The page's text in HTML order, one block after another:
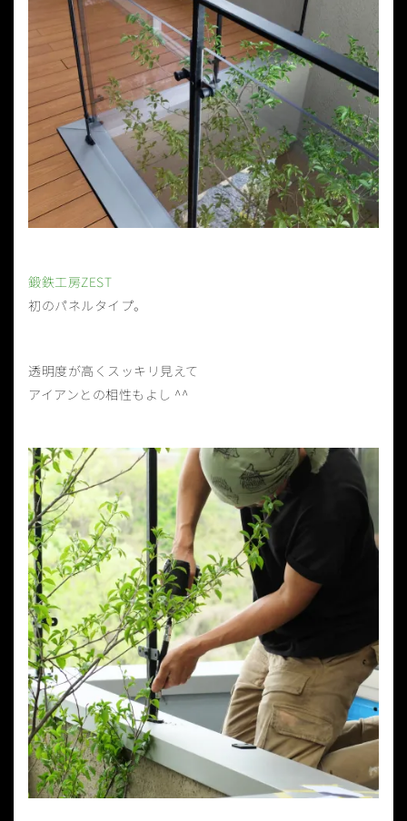
鍛鉄工房ZEST
初のパネルタイプ。
透明度が高くスッキリ見えて
アイアンとの相性もよし ^^